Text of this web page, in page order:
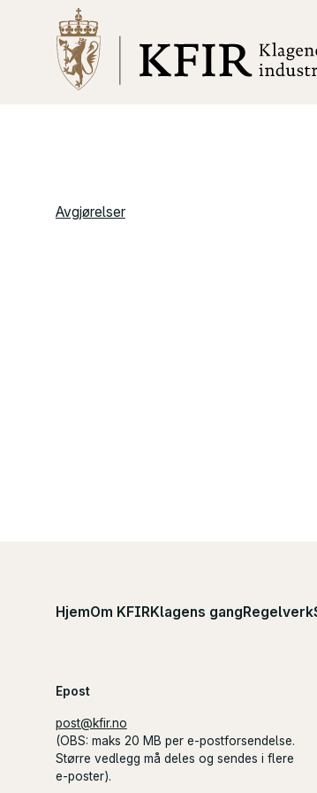
Avgjørelser
HjemOm KFIRKlagens gangRegelverk
Epost
post@kfir.no
(OBS: maks 20 MB per e-postforsendelse.
Større vedlegg må deles og sendes i flere
e-poster).